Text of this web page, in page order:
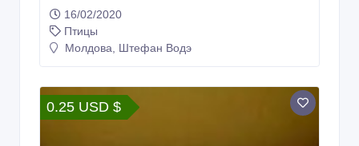
16/02/2020
Птицы
Молдова, Штефан Водэ
0.25 USD $